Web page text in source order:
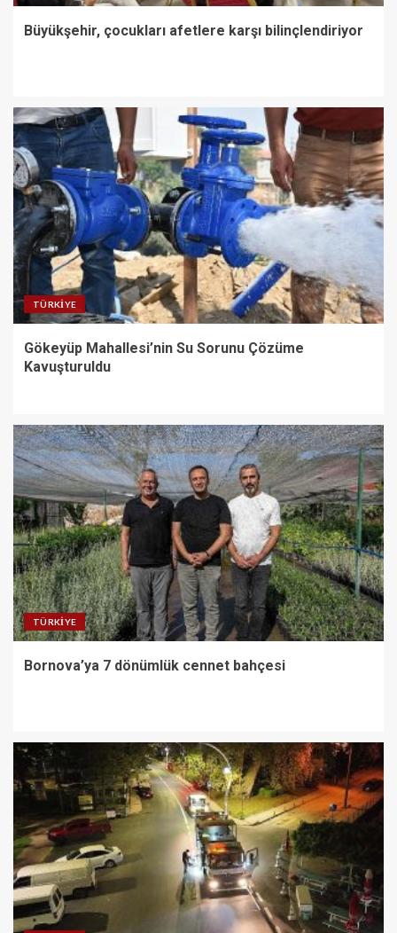
Büyükşehir, çocukları afetlere karşı bilinçlendiriyor
TÜRKIYE
Gökeyüp Mahallesi’nin Su Sorunu Çözüme
Kavuşturuldu
TÜRKIYE
Bornova’ya 7 dönümlük cennet bahçesi